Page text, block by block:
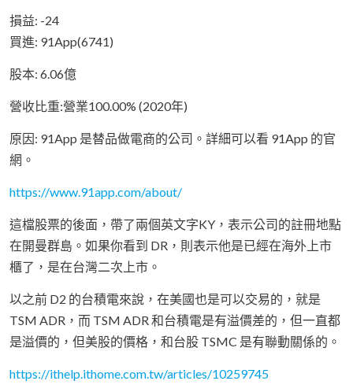
損益: -24
買進: 91App(6741)
股本: 6.06億
營收比重:營業100.00% (2020年)
原因: 91App 是替品做電商的公司。詳細可以看 91App 的官
網。
https://www.91app.com/about/
這檔股票的後面，帶了兩個英文字KY，表示公司的註冊地點
在開曼群島。如果你看到 DR，則表示他是已經在海外上市
櫃了，是在台灣二次上市。
以之前 D2 的台積電來說，在美國也是可以交易的，就是
TSM ADR，而 TSM ADR 和台積電是有溢價差的，但一直都
是溢價的，但美股的價格，和台股 TSMC 是有聯動關係的。
https://ithelp.ithome.com.tw/articles/10259745